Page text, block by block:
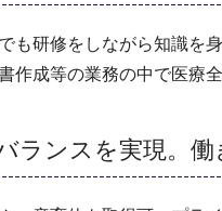
も研修をしながら知識を
作成等の業務の中で医療
ンスを実現。働